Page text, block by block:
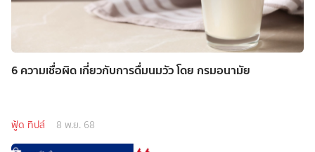
6 ความเชื่อผิด เกี่ยวกับการดื่มนมวัว โดย กรมอนามัย
ฟู้ด ทิปส์ 8 พ.ย. 68